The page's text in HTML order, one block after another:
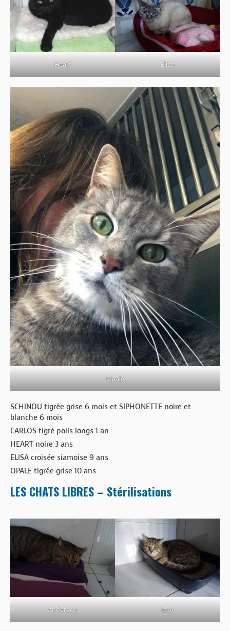
Heart Elisa
Opale
SCHINOU tigrée grise 6 mois et SIPHONETTE noire et
blanche 6 mois
CARLOS tigré poils longs 1 an
HEART noire 3 ans
ELISA croisée siamoise 9 ans
OPALE tigrée grise 10 ans
LES CHATS LIBRES – Stérilisations
Anderson Igor